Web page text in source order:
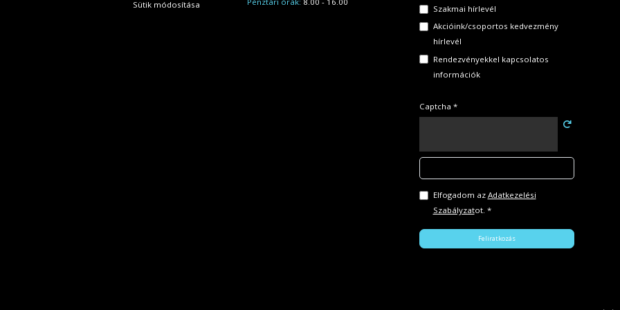
Sütik módosítása
Szakmai hírlevél
Akcióink/csoportos kedvezmény
hírlevél
Rendezvényekkel kapcsolatos
információk
Captcha *
Elfogadom az Adatkezelési
Szabályzatot. *
Feliratkozás